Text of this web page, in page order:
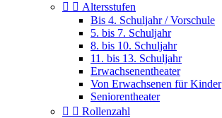
  Altersstufen
Bis 4. Schuljahr / Vorschule
5. bis 7. Schuljahr
8. bis 10. Schuljahr
11. bis 13. Schuljahr
Erwachsenentheater
Von Erwachsenen für Kinder
Seniorentheater
  Rollenzahl